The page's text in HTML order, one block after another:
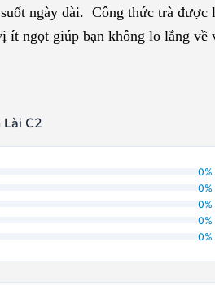
ngày dài. Công thức trà được
ít ngọt giúp bạn không lo lắng về
C2
0%
0%
0%
0%
0%